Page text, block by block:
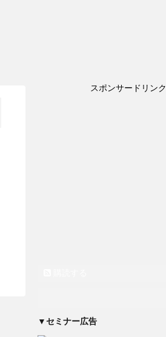
スポンサードリンク
▼セミナー広告